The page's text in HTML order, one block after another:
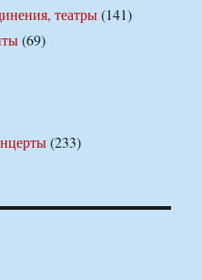
театры(141)
(69)
(233)